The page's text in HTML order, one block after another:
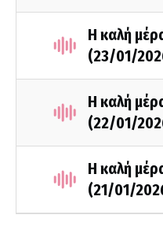
Η καλή
(23/01/
Η καλή
(22/01/
Η καλή
(21/01/